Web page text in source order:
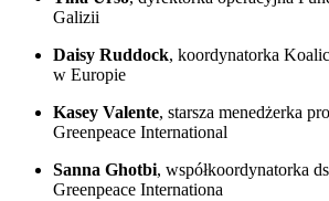
Galizii
Daisy Ruddock, koordynatorka
w Europie
Kasey Valente, starsza menedżerka
Greenpeace International
Sanna Ghotbi, współkoordynatorka
Greenpeace Internationa